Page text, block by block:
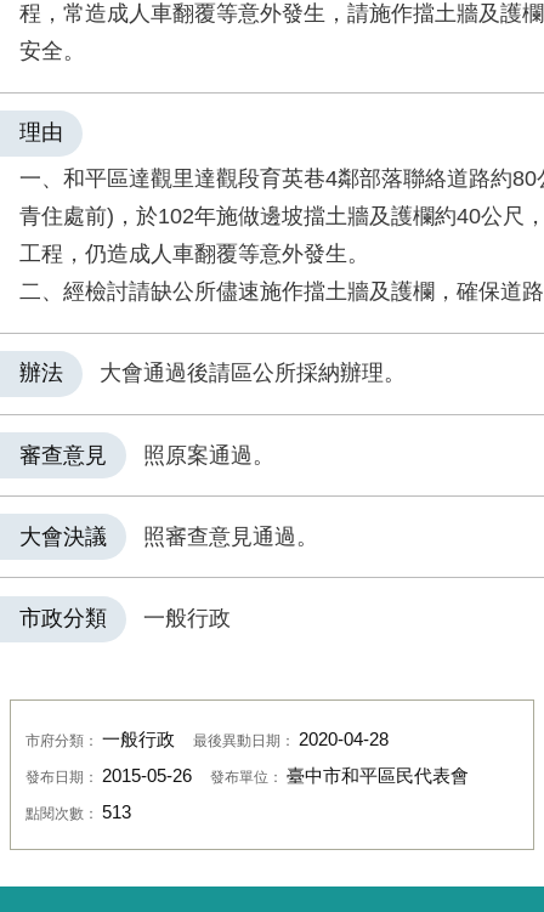
程，常造成人車翻覆等意外發生，請施作擋土牆及護
安全。
理由
一、和平區達觀里達觀段育英巷4鄰部落聯絡道路約
青住處前)，於102年施做邊坡擋土牆及護欄約40公尺
工程，仍造成人車翻覆等意外發生。
二、經檢討請缺公所儘速施作擋土牆及護欄，確保道
辦法 大會通過後請區公所採納辦理。
審查意見 照原案通過。
大會決議 照審查意見通過。
市政分類 一般行政
市府分類： 一般行政 最後異動日期： 2020-04-28
發布日期： 2015-05-26 發布單位： 臺中市和平區民代表會
點閱次數： 513